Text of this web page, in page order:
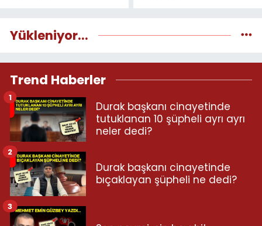
Yükleniyor...
Trend Haberler
Durak başkanı cinayetinde
tutuklanan 10 şüpheli ayrı ayrı
neler dedi?
1
Durak başkanı cinayetinde
bıçaklayan şüpheli ne dedi?
2
3